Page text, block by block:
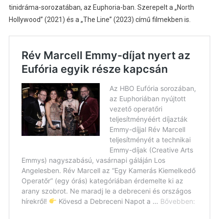
tinidráma-sorozatában, az Euphoria-ban. Szerepelt a „North
Hollywood” (2021) és a „The Line” (2023) című filmekben is.